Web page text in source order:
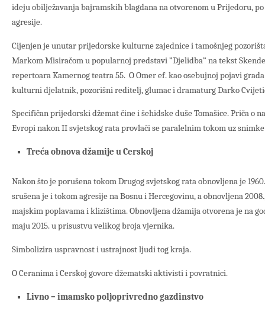
ideju obilježavanja bajramskih blagdana na otvorenom u Prijedoru,
agresije.
Cijenjen je unutar prijedorske kulturne zajednice i tamošnjeg
Markom Misiračom u popularnoj predstavi ”Djelidba” na tekst
repertoara Kamernog teatra 55. O Omer ef. kao osebujnoj pojavi
kulturni djelatnik, pozorišni reditelj, glumac i dramaturg Darko
Specifičan prijedorski džemat čine i šehidske duše Tomašice. Priča o
Evropi nakon II svjetskog rata provlači se paralelnim tokom uz
Treća obnova džamije u Cerskoj
Nakon što je porušena tokom Drugog svjetskog rata obnovljena je
srušena je i tokom agresije na Bosnu i Hercegovinu, a obnovljena
majskim poplavama i klizištima. Obnovljena džamija otvorena je na
maju 2015. u prisustvu velikog broja vjernika.
Simbolizira uspravnost i ustrajnost ljudi tog kraja.
O Ceranima i Cerskoj govore džematski aktivisti i povratnici.
Livno – imamsko poljoprivredno gazdinstvo